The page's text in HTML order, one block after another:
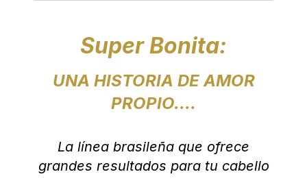
Super Bonita:
UNA HISTORIA DE AMOR
PROPIO....
La línea brasileña que ofrece
grandes resultados para tu cabello